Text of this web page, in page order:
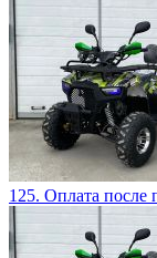
125. Оплата после